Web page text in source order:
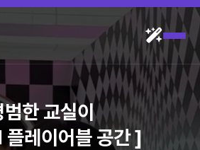
범한 교실이
레이어블 공간]